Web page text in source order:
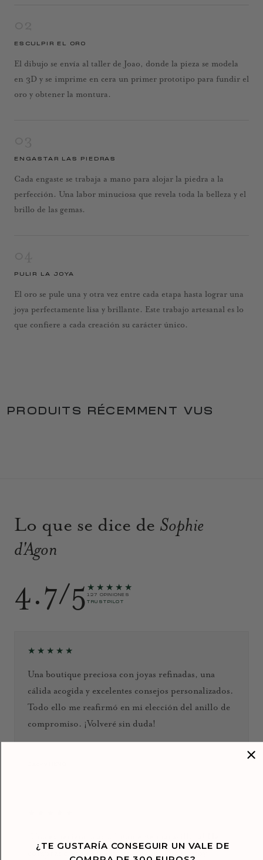
ESCULPIR EL ORO
El dibujo se envía al taller de Joao, donde la pieza se modela
en 3D y se imprime en cera un primer prototipo para fundir el
oro y obtener la montura.
ENGASTAR LAS PIEDRAS
Cada engaste se trabaja a mano para alojar la piedra a la
perfección. Una labor minuciosa que revela toda la belleza y el
brillo de las gemas.
PULIR LA JOYA
El oro se pule una y otra vez entre cada etapa hasta lograr una
joya perfectamente lisa y brillante. Este trabajo artesanal es lo
que confiere a cada creación su carácter único.
PRODUITS RÉCEMMENT VUS
Lo que se dice de Sophie
d'Agon
4.7/5 ★★★★★
127 OPINIONES
TRUSTPILOT
★★★★★
Una boutique preciosa con joyas refinadas, una
cálida acogida y excelentes consejos personalizados.
Todo ello me reafirmó en mi elección del anillo de
compromiso. ¡Volveré sin duda!
comprado varias piezas en esta joyería y estoy
¿TE GUSTARÍA CONSEGUIR UN VALE DE